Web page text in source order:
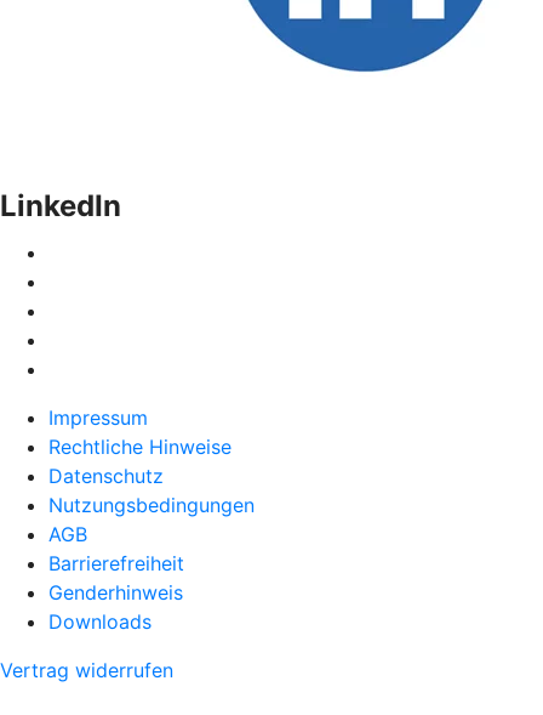
LinkedIn
Impressum
Rechtliche Hinweise
Datenschutz
Nutzungsbedingungen
AGB
Barrierefreiheit
Genderhinweis
Downloads
Vertrag widerrufen